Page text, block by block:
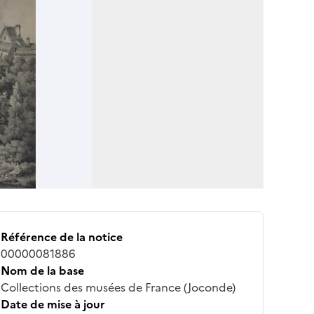
Référence de la notice
00000081886
Nom de la base
Collections des musées de France (Joconde)
Date de mise à jour